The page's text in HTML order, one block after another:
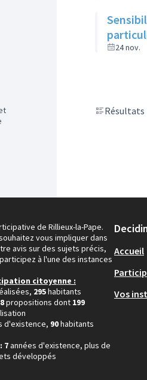
24 nov.
Résultats
de Rillieux-la-Pape.
vous impliquer dans
avis sur des sujets précis,
à l'une des instances
citoyenne :
295habitants
propositions dont 199
d'existence, 90habitants
: 7années d'existence, plus de
développés
Accueil
Vos